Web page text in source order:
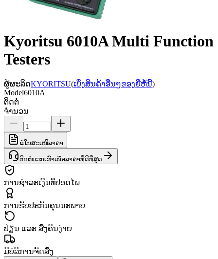
Kyoritsu 6010A Multi Function
Testers
ຜູ້ຜະລິດKYORITSU(ເບິ່ງສິນຄ້າອື່ນໆຂອງຍີ່ຫໍ້ນີ້)
Model6010A
ຕິດຕໍ່
ຈຳນວນ
ຂໍໃບສະເໜີລາຄາ
ຕິດຕໍ່ພວກເຮົາເພື່ອລາຄາທີ່ດີທີ່ສຸດ
ການຊຳລະເງິນທີ່ປອດໄພ
ການຮັບປະກັນຄຸນນະພາບ
ປ່ຽນ ແລະ ສົ່ງຄືນງ່າຍ
ມີບໍລິການຈັດສົ່ງ